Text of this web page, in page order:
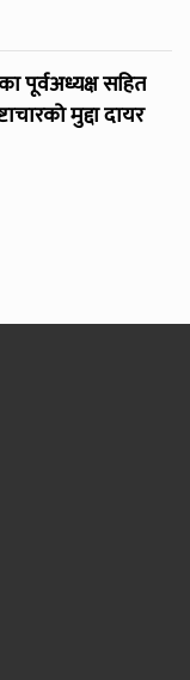
पूर्वअध्यक्ष सहित
मुद्दा दायर